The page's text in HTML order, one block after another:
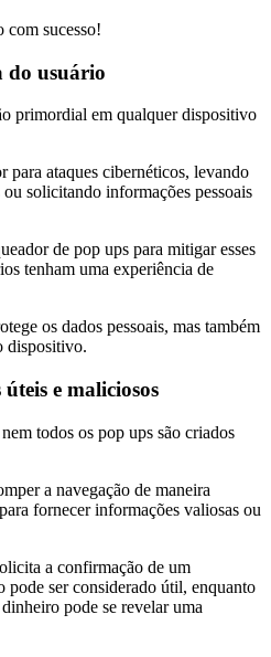
com sucesso!
do usuário
primordial em qualquer dispositivo
para ataques cibernéticos, levando
solicitando informações pessoais
de pop ups para mitigar esses
tenham uma experiência de
os dados pessoais, mas também
dispositivo.
e maliciosos
todos os pop ups são criados
a navegação de maneira
fornecer informações valiosas ou
a confirmação de um
pode ser considerado útil, enquanto
pode se revelar uma